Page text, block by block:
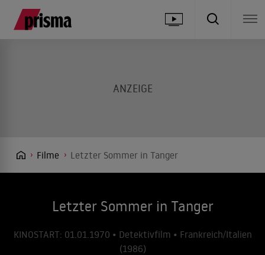
Filme Letzter Sommer in Tanger
Letzter Sommer in Tanger
KINOSTART: 01.01.1970 • Detektivfilm • Frankreich/Italien
(1986)